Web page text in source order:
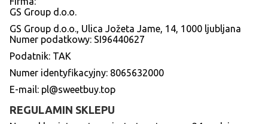
GS Group d.o.o.
GS Group d.o.o., Ulica Jožeta Jame, 14, 1000 ljubljana
Numer podatkowy: SI96440627
Podatnik: TAK
Numer identyfikacyjny: 8065632000
E-mail: pl@sweetbuy.top
REGULAMIN SKLEPU